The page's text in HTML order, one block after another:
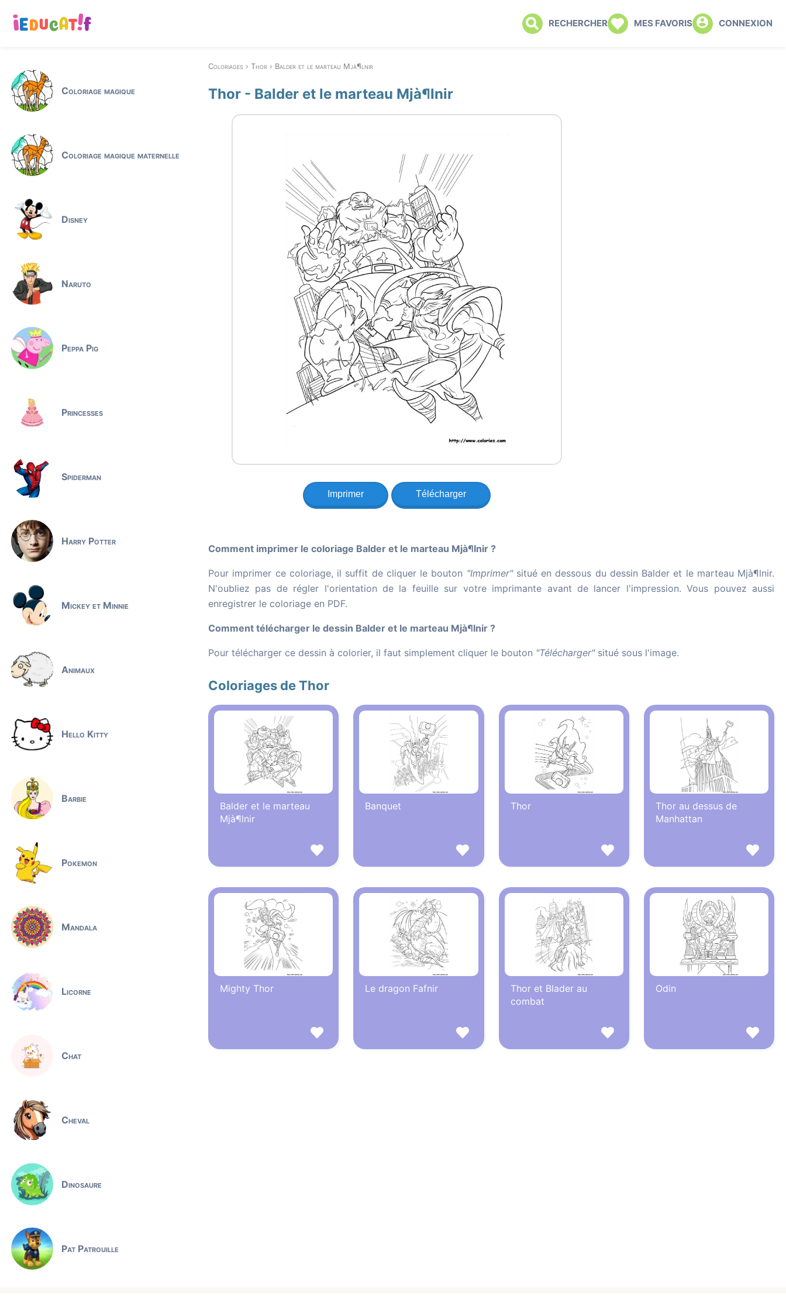
RECHERCHER MES FAVORIS CONNEXION
Coloriage magique
Coloriage magique maternelle
Disney
Naruto
Peppa Pig
Princesses
Spiderman
Harry Potter
Mickey et Minnie
Animaux
Hello Kitty
Barbie
Pokemon
Mandala
Licorne
Chat
Cheval
Dinosaure
Pat Patrouille
Coloriages Thor Balder et le marteau Mjà¶lnir
Thor - Balder et le marteau Mjà¶lnir
Imprimer Télécharger
Comment imprimer le coloriage Balder et le marteau Mjà¶lnir ?
Pour imprimer ce coloriage, il suffit de cliquer le bouton "Imprimer"situé en dessous du dessin Balder et le marteau Mjà¶lnir.
N'oubliez pas de régler l'orientation de la feuille sur votre imprimante avant de lancer l'impression. Vous pouvez aussi
enregistrer le coloriage en PDF.
Comment télécharger le dessin Balder et le marteau Mjà¶lnir ?
Pour télécharger ce dessin à colorier, il faut simplement cliquer le bouton "Télécharger"situé sous l'image.
Coloriages de Thor
Balder et le marteau
Mjà¶lnir
Banquet Thor
Thor au dessus de
Manhattan
Mighty Thor Le dragon Fafnir
Thor et Blader au
combat
Odin